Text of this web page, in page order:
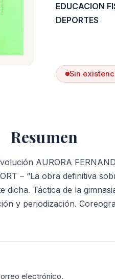
EDUCACION
DEPORTES
Sin
Resumen
AURORA
– “La obra definitiva
dicha. Táctica de la
y periodización.
electrónico.